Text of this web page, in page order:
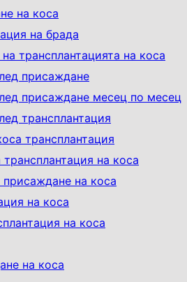
на коса
на брада
трансплантацията на коса
присаждане
присаждане месец по месец
трансплантация
трансплантация
на коса
присаждане на коса
на коса
на коса
на коса